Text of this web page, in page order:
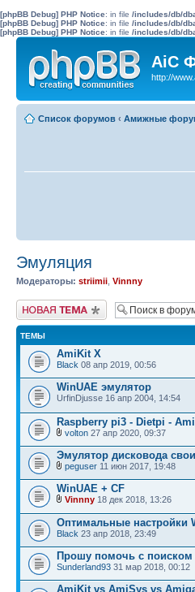
[phpBB Debug] PHP Notice: in file /includes/db/
[phpBB Debug] PHP Notice: in file /includes/db/
[phpBB Debug] PHP Notice: in file /includes/db/
AiC
http://
Список форумов ‹ Амижные
Эмуляция
Модераторы: striimii Vinnny
Новая тема
ТЕМЫ
AmiKit X
Black 08 апр 2019, 00:56
WinUAE эмулятор
UrfinDjusse 16 апр 2004, 14:54
Raspberry pi3 - Dietpi -
volton 27 апр 2020, 09:37
Эмулятор дисковода
peguser 11 июн 2017, 19:48
WinUAE + CF
Vinnny 18 дек 2018, 13:26
Оптимальные настройки
Black 23 апр 2018, 23:49
Прошу помочь с поиском
Sunderland93 31 мар 2018, 00:12
AmiKit vs AmiSys vs